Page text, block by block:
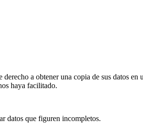
a obtener una copia de sus datos
haya facilitado.
datos que figuren incompletos.